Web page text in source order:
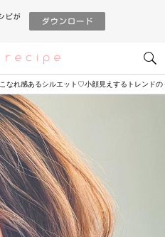
恋愛レシピ
こなれ感あるシルエット♡小顔見えするトレンドの